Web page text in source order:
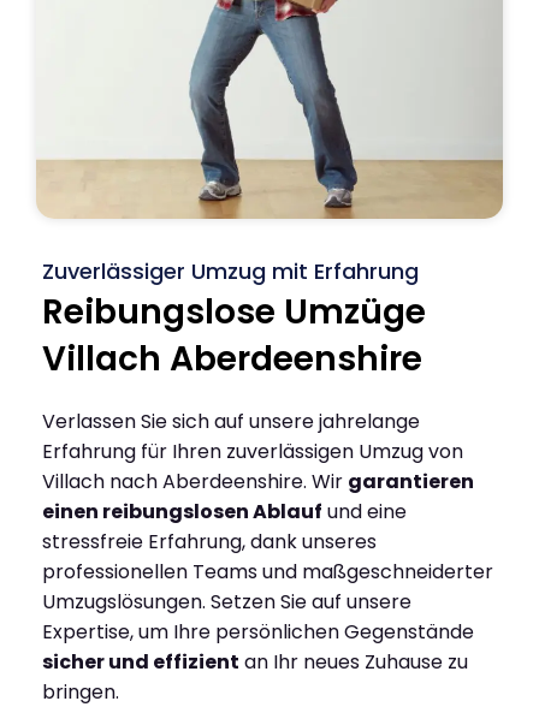
Zuverlässiger Umzug mit Erfahrung
Reibungslose Umzüge
Villach Aberdeenshire
Verlassen Sie sich auf unsere jahrelange
Erfahrung für Ihren zuverlässigen Umzug von
Villach nach Aberdeenshire. Wir garantieren
einen reibungslosen Ablauf und eine
stressfreie Erfahrung, dank unseres
professionellen Teams und maßgeschneiderter
Umzugslösungen. Setzen Sie auf unsere
Expertise, um Ihre persönlichen Gegenstände
sicher und effizient an Ihr neues Zuhause zu
bringen.